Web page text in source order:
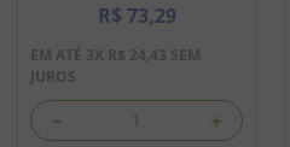
R$ 73,29
EM ATÉ 3X R$ 24,43 SEM
JUROS
＋
－